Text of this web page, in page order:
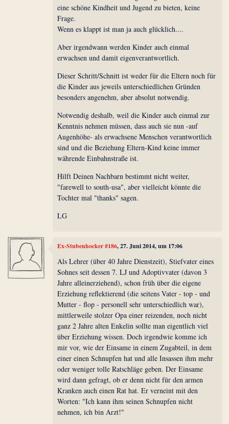
eine schöne Kindheit und Jugend zu bieten, keine
Frage.
Wenn es klappt ist man ja auch glücklich....
Aber irgendwann werden Kinder auch einmal
erwachsen und damit eigenverantwortlich.
Dieser Schritt/Schnitt ist weder für die Eltern noch für
die Kinder aus jeweils unterschiedlichen Gründen
besonders angenehm, aber absolut notwendig.
Notwendig deshalb, weil die Kinder auch einmal zur
Kenntnis nehmen müssen, dass auch sie nun -auf
Augenhöhe- als erwachsene Menschen verantwortlich
sind und die Beziehung Eltern-Kind keine immer
währende Einbahnstraße ist.
Hilft Deinen Nachbarn bestimmt nicht weiter,
"farewell to south-usa", aber vielleicht könnte die
Tochter mal "thanks" sagen.
LG
Ex-Stubenhocker #186, 27. Juni 2014, um 17:06
Als Lehrer (über 40 Jahre Dienstzeit), Stiefvater eines
Sohnes seit dessen 7. LJ und Adoptivvater (davon 3
Jahre alleinerziehend), schon früh über die eigene
Erziehung reflektierend (die seitens Vater - top - und
Mutter - flop - personell sehr unterschiedlich war),
mittlerweile stolzer Opa einer reizenden, noch nicht
ganz 2 Jahre alten Enkelin sollte man eigentlich viel
über Erziehung wissen. Doch irgendwie komme ich
mir vor, wie der Einsame in einem Zugabteil, in dem
einer einen Schnupfen hat und alle Insassen ihm mehr
oder weniger tolle Ratschläge geben. Der Einsame
wird dann gefragt, ob er denn nicht für den armen
Kranken auch einen Rat hat. Er verneint mit den
Worten: "Ich kann ihm seinen Schnupfen nicht
nehmen, ich bin Arzt!"